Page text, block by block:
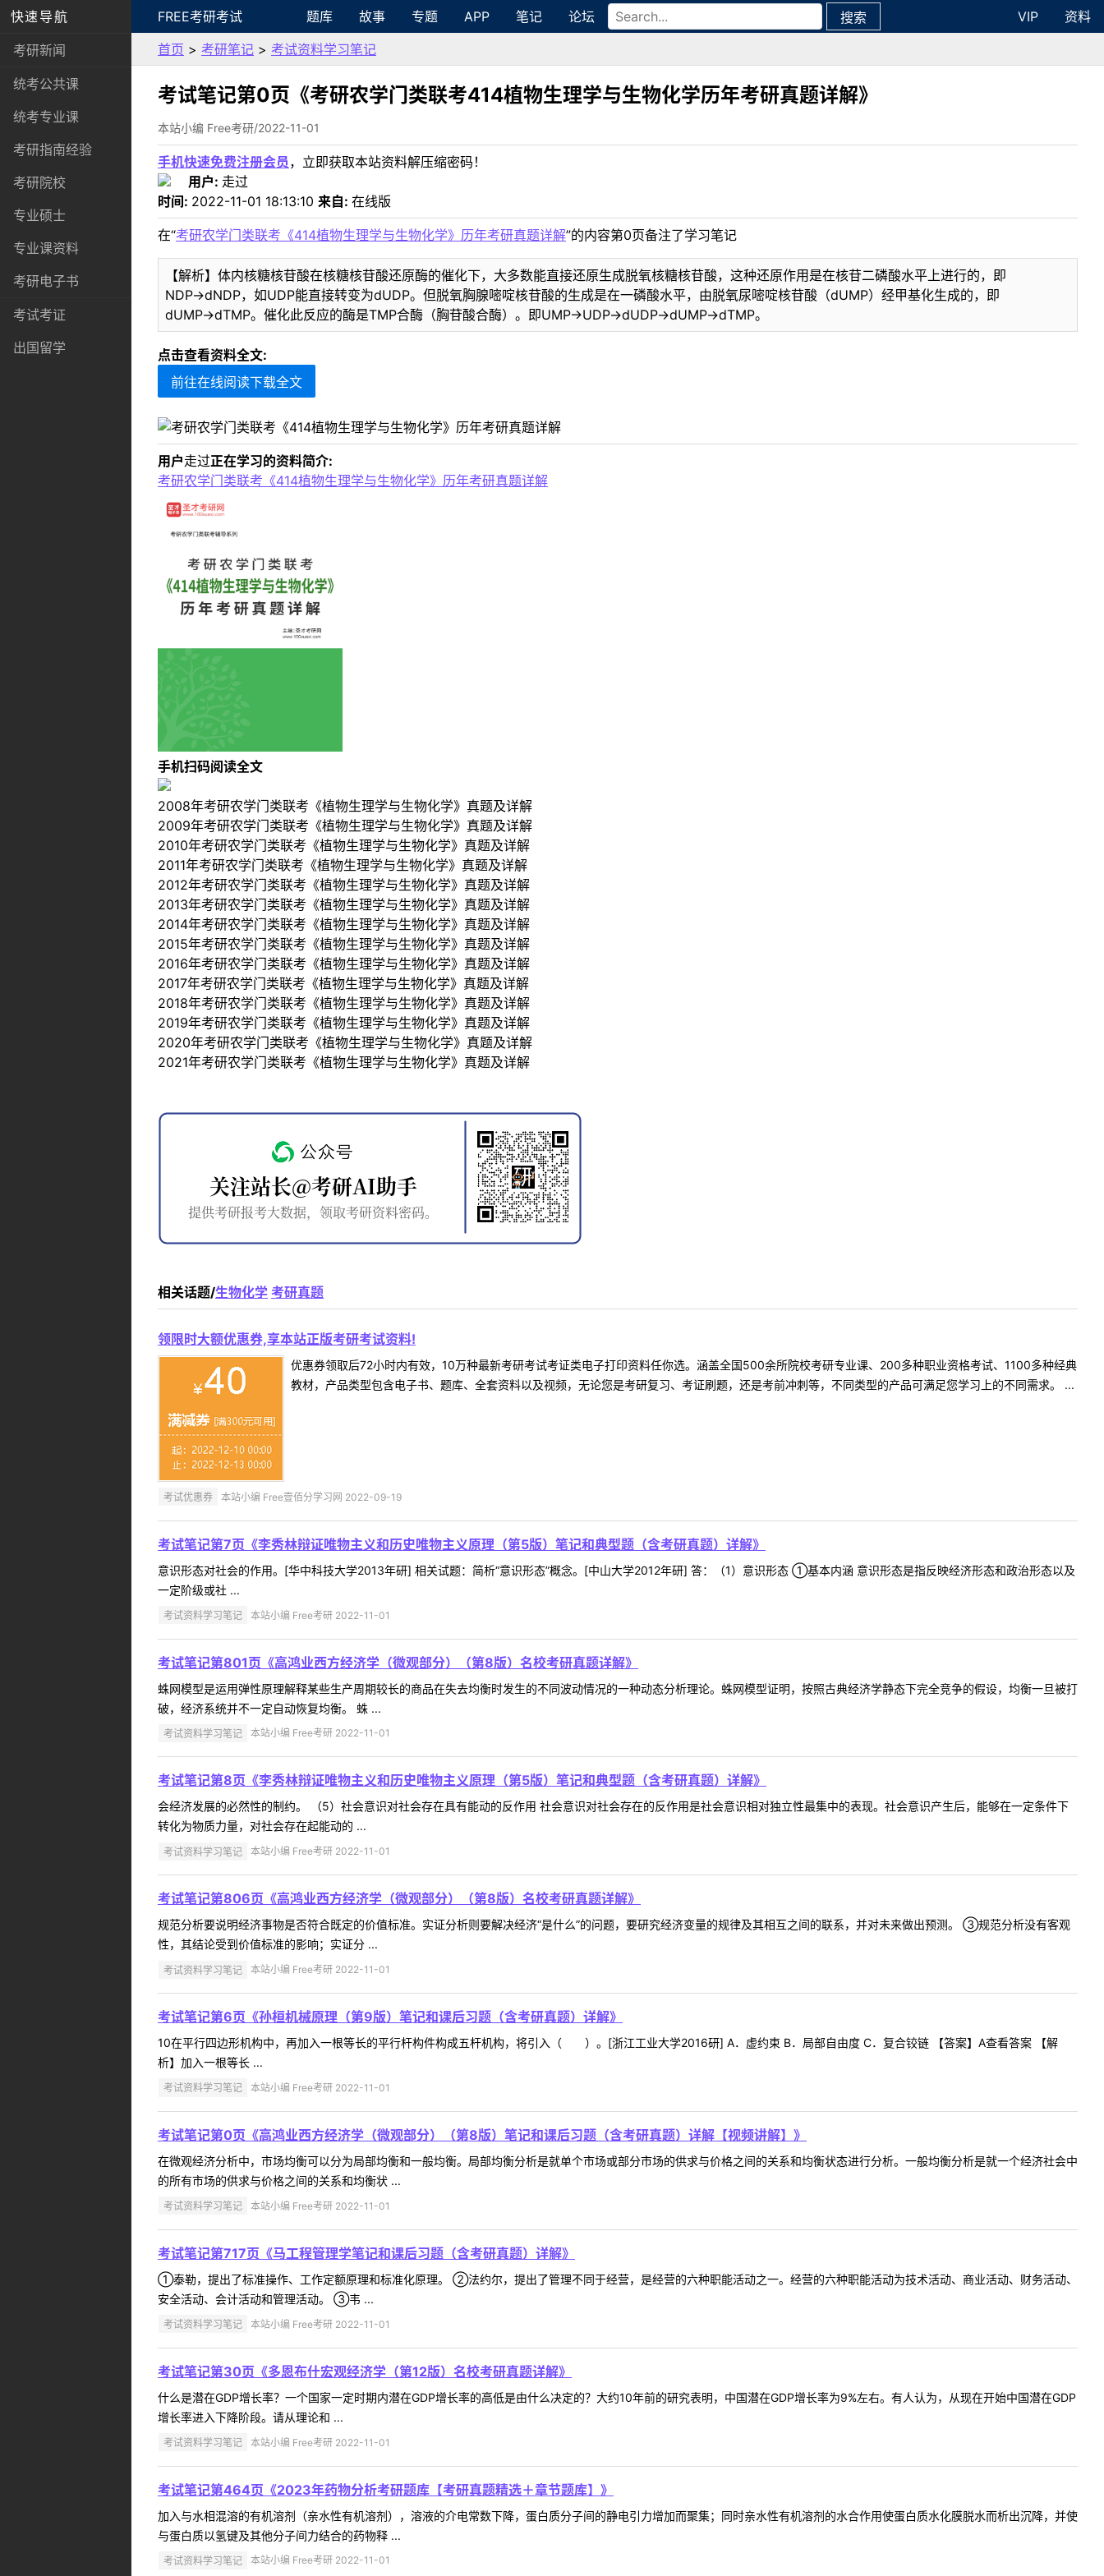
快速导航
考研新闻
统考公共课
统考专业课
考研指南经验
考研院校
专业硕士
专业课资料
考研电子书
考试考证
出国留学
FREE考研考试 题库 故事 专题 APP 笔记 论坛 搜索 VIP
资料
首页 > 考研笔记 > 考试资料学习笔记
考试笔记第0页《考研农学门类联考414植物生理学与生物化学历年考研真题详解》
本站小编 Free考研/2022-11-01
手机快速免费注册会员 ，立即获取本站资料解压缩密码！
用户: 走过
时间: 2022-11-01 18:13:10 来自: 在线版
在“考研农学门类联考《414植物生理学与生物化学》历年考研真题详解”的内容第0页备注了学习笔记
【解析】体内核糖核苷酸在核糖核苷酸还原酶的催化下，大多数能直接还原生成脱氧核糖核苷酸，这种还原作用是在核苷二磷酸水平上进行的，即
NDP→dNDP，如UDP能直接转变为dUDP。但脱氧胸腺嘧啶核苷酸的生成是在一磷酸水平，由脱氧尿嘧啶核苷酸（dUMP）经甲基化生成的，即
dUMP→dTMP。催化此反应的酶是TMP合酶（胸苷酸合酶）。即UMP→UDP→dUDP→dUMP→dTMP。
点击查看资料全文:
前往在线阅读下载全文
用户走过正在学习的资料简介:
考研农学门类联考《414植物生理学与生物化学》历年考研真题详解
手机扫码阅读全文
2008年考研农学门类联考《植物生理学与生物化学》真题及详解
2009年考研农学门类联考《植物生理学与生物化学》真题及详解
2010年考研农学门类联考《植物生理学与生物化学》真题及详解
2011年考研农学门类联考《植物生理学与生物化学》真题及详解
2012年考研农学门类联考《植物生理学与生物化学》真题及详解
2013年考研农学门类联考《植物生理学与生物化学》真题及详解
2014年考研农学门类联考《植物生理学与生物化学》真题及详解
2015年考研农学门类联考《植物生理学与生物化学》真题及详解
2016年考研农学门类联考《植物生理学与生物化学》真题及详解
2017年考研农学门类联考《植物生理学与生物化学》真题及详解
2018年考研农学门类联考《植物生理学与生物化学》真题及详解
2019年考研农学门类联考《植物生理学与生物化学》真题及详解
2020年考研农学门类联考《植物生理学与生物化学》真题及详解
2021年考研农学门类联考《植物生理学与生物化学》真题及详解
相关话题/生物化学 考研真题
领限时大额优惠券,享本站正版考研考试资料!
优惠券领取后72小时内有效，10万种最新考研考试考证类电子打印资料任你选。涵盖全国500余所院校考研专业课、200多种职业资格考试、1100多种经典
教材，产品类型包含电子书、题库、全套资料以及视频，无论您是考研复习、考证刷题，还是考前冲刺等，不同类型的产品可满足您学习上的不同需求。 ...
考试优惠券 本站小编 Free壹佰分学习网 2022-09-19
考试笔记第7页《李秀林辩证唯物主义和历史唯物主义原理（第5版）笔记和典型题（含考研真题）详解》
意识形态对社会的作用。[华中科技大学2013年研] 相关试题：简析“意识形态”概念。[中山大学2012年研] 答：（1）意识形态 ①基本内涵 意识形态是指反映经济形态和政治形态以及
一定阶级或社 ...
考试资料学习笔记 本站小编 Free考研 2022-11-01
考试笔记第801页《高鸿业西方经济学（微观部分）（第8版）名校考研真题详解》
蛛网模型是运用弹性原理解释某些生产周期较长的商品在失去均衡时发生的不同波动情况的一种动态分析理论。蛛网模型证明，按照古典经济学静态下完全竞争的假设，均衡一旦被打
破，经济系统并不一定自动恢复均衡。 蛛 ...
考试资料学习笔记 本站小编 Free考研 2022-11-01
考试笔记第8页《李秀林辩证唯物主义和历史唯物主义原理（第5版）笔记和典型题（含考研真题）详解》
会经济发展的必然性的制约。 （5）社会意识对社会存在具有能动的反作用 社会意识对社会存在的反作用是社会意识相对独立性最集中的表现。社会意识产生后，能够在一定条件下
转化为物质力量，对社会存在起能动的 ...
考试资料学习笔记 本站小编 Free考研 2022-11-01
考试笔记第806页《高鸿业西方经济学（微观部分）（第8版）名校考研真题详解》
规范分析要说明经济事物是否符合既定的价值标准。实证分析则要解决经济“是什么”的问题，要研究经济变量的规律及其相互之间的联系，并对未来做出预测。 ③规范分析没有客观
性，其结论受到价值标准的影响；实证分 ...
考试资料学习笔记 本站小编 Free考研 2022-11-01
考试笔记第6页《孙桓机械原理（第9版）笔记和课后习题（含考研真题）详解》
10在平行四边形机构中，再加入一根等长的平行杆构件构成五杆机构，将引入（ ）。[浙江工业大学2016研] A．虚约束 B．局部自由度 C．复合铰链 【答案】A查看答案 【解
析】加入一根等长 ...
考试资料学习笔记 本站小编 Free考研 2022-11-01
考试笔记第0页《高鸿业西方经济学（微观部分）（第8版）笔记和课后习题（含考研真题）详解【视频讲解】》
在微观经济分析中，市场均衡可以分为局部均衡和一般均衡。局部均衡分析是就单个市场或部分市场的供求与价格之间的关系和均衡状态进行分析。一般均衡分析是就一个经济社会中
的所有市场的供求与价格之间的关系和均衡状 ...
考试资料学习笔记 本站小编 Free考研 2022-11-01
考试笔记第717页《马工程管理学笔记和课后习题（含考研真题）详解》
①泰勒，提出了标准操作、工作定额原理和标准化原理。 ②法约尔，提出了管理不同于经营，是经营的六种职能活动之一。经营的六种职能活动为技术活动、商业活动、财务活动、
安全活动、会计活动和管理活动。 ③韦 ...
考试资料学习笔记 本站小编 Free考研 2022-11-01
考试笔记第30页《多恩布什宏观经济学（第12版）名校考研真题详解》
什么是潜在GDP增长率？一个国家一定时期内潜在GDP增长率的高低是由什么决定的？大约10年前的研究表明，中国潜在GDP增长率为9%左右。有人认为，从现在开始中国潜在GDP
增长率进入下降阶段。请从理论和 ...
考试资料学习笔记 本站小编 Free考研 2022-11-01
考试笔记第464页《2023年药物分析考研题库【考研真题精选＋章节题库】》
加入与水相混溶的有机溶剂（亲水性有机溶剂），溶液的介电常数下降，蛋白质分子间的静电引力增加而聚集；同时亲水性有机溶剂的水合作用使蛋白质水化膜脱水而析出沉降，并使
与蛋白质以氢键及其他分子间力结合的药物释 ...
考试资料学习笔记 本站小编 Free考研 2022-11-01